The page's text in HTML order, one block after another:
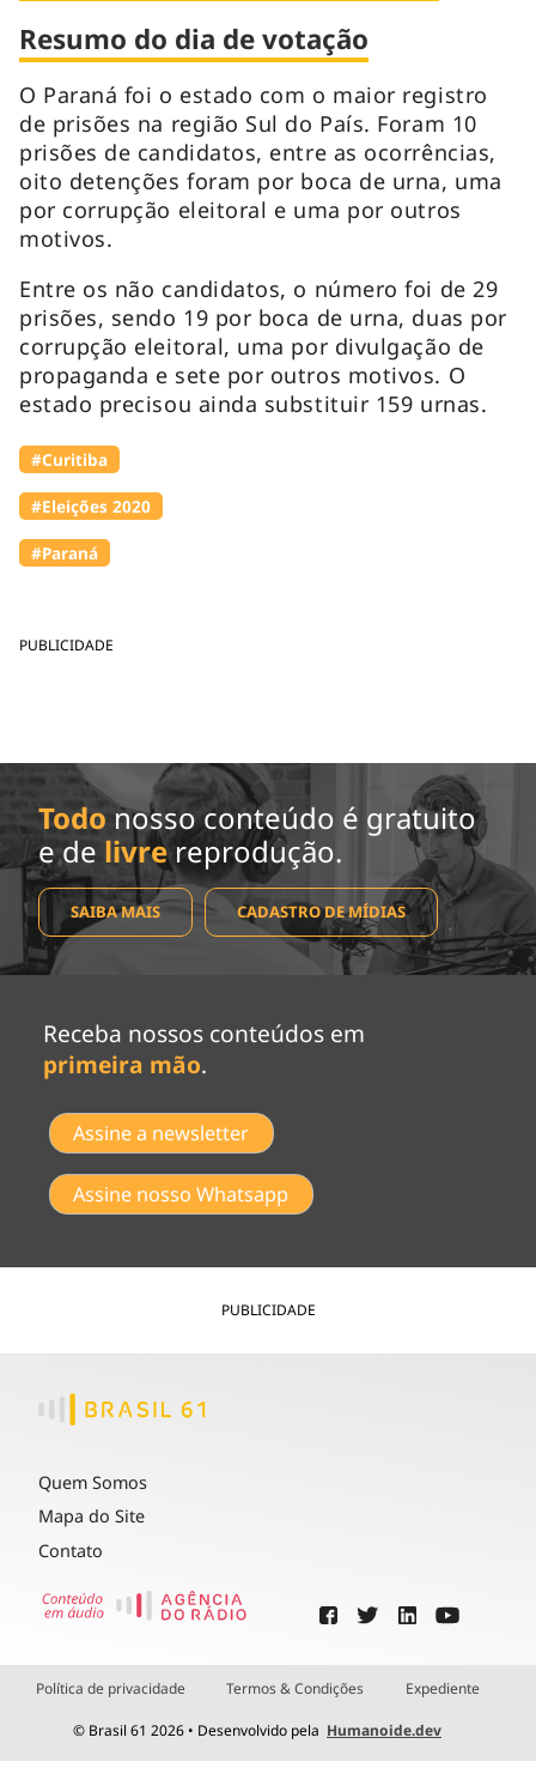
PUBLICIDADE
Resumo do dia de votação
O Paraná foi o estado com o maior registro
de prisões na região Sul do País. Foram 10
prisões de candidatos, entre as ocorrências,
oito detenções foram por boca de urna, uma
por corrupção eleitoral e uma por outros
motivos.
Entre os não candidatos, o número foi de 29
prisões, sendo 19 por boca de urna, duas por
corrupção eleitoral, uma por divulgação de
propaganda e sete por outros motivos. O
estado precisou ainda substituir 159 urnas.
#Curitiba
#Eleições 2020
#Paraná
Todo nosso conteúdo é gratuito
e de livrereprodução.
SAIBA MAIS CADASTRO DE MÍDIAS
Receba nossos conteúdos em
primeira mão.
Assine a newsletter
Assine nosso Whatsapp
PUBLICIDADE
Quem Somos
Mapa do Site
Contato
Política de privacidade Termos & Condições Expediente
© Brasil 61 2026 • Desenvolvido pela Humanoide.dev